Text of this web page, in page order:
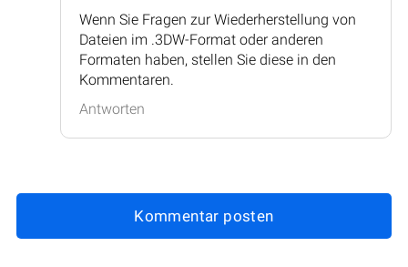
Wenn Sie Fragen zur Wiederherstellung von
Dateien im .3DW-Format oder anderen
Formaten haben, stellen Sie diese in den
Kommentaren.
Antworten
Kommentar posten